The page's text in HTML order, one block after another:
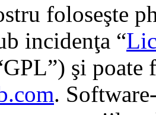
foloseşte
incidenţa “
şi poate
.